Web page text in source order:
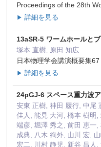
Proceedings of the 28th
▶ 詳細を見る
13aSR-5 ワームホールと
塚本 直樹, 原田 知広
日本物理学会講演概要集
▶ 詳細を見る
24pGJ-6 スペース重力波
安東 正樹, 神田 履行, 中尾
佳人, 能見 大河, 橋本 樹明
端彦, 堀澤 秀之, 前田 恵一
成典, 八木 絢外, 山川 宏,
宏二, 川村 静児, 新谷 昌人